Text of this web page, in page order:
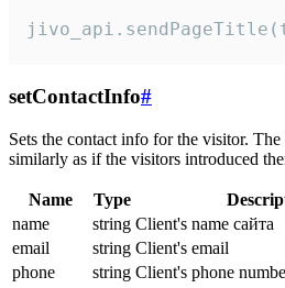
setContactInfo#
Sets the contact info for the visitor.
similarly as if the visitors introduced
Name Type
name
string Client's name сайта
email
string Client's email
phone
string Client's phone